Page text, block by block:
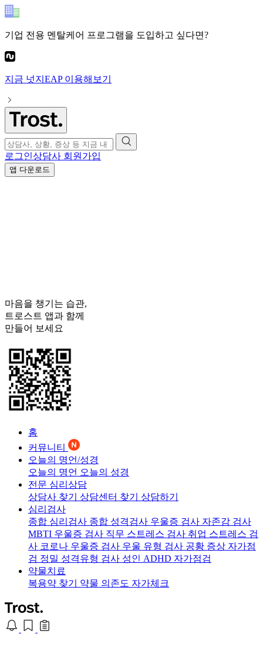
기업 전용 멘탈케어 프로그램을 도입하고 싶다면?
지금 넛지EAP이용해보기
로그인상담사 회원가입
앱 다운로드
마음을 챙기는 습관,
트로스트 앱과 함께
만들어 보세요
홈
커뮤니티
오늘의 명언/성경
오늘의 명언 오늘의 성경
전문 심리상담
상담사 찾기 상담센터 찾기 상담하기
심리검사
종합 심리검사 종합 성격검사 우울증 검사 자존감 검사
MBTI 우울증 검사 직무 스트레스 검사 취업 스트레스 검
사 코로나 우울증 검사 우울 유형 검사 공황 증상 자가점
검 정밀 성격유형 검사 성인 ADHD 자가점검
약물치료
복용약 찾기 약물 의존도 자가체크